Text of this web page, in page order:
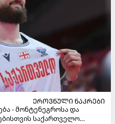
ᲔᲠᲝᲕᲜᲣᲚᲘ ᲜᲐᲙᲠᲔᲑᲘ
- მონტენეგროსა და
საქართველო